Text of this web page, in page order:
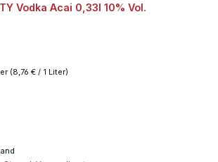
Vodka Acai 0,33l 10% Vol.
(8,76 € / 1 Liter)